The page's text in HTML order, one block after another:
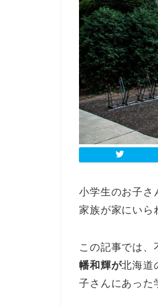
小学生のお子さ
家族が家にいら
この記事では
幡和輝が北海道
子さんにあった